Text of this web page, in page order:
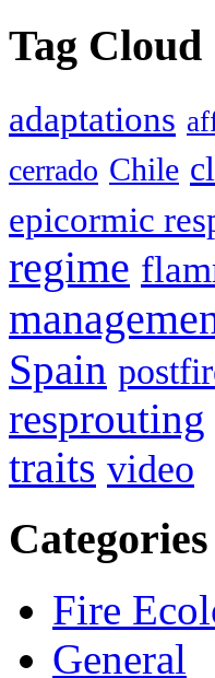
Tag Cloud
adaptations
cerrado Chile
epicormic
regime
Spain
resprouting
traits video
Categories
Fire
General